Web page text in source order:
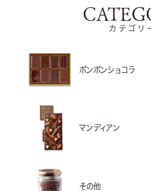
カテゴリ
ボンボンショコラ
マンディアン
その他